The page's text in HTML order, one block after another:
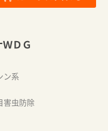
ＤＧ
ン系
虫防除